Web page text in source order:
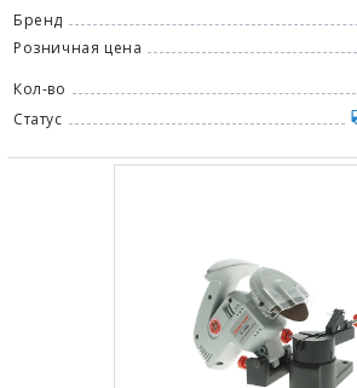
Бренд
Розничная цена
Кол-во
Статус